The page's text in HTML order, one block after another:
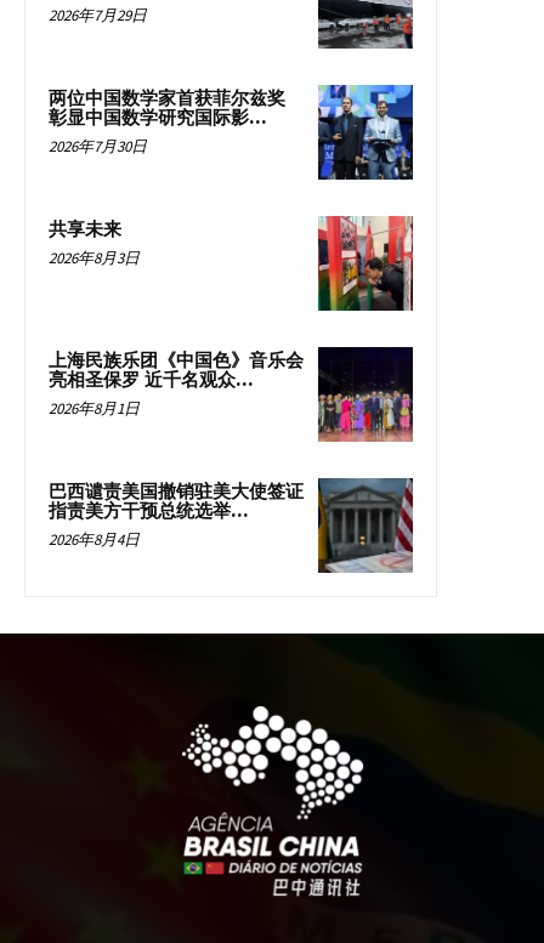
2026年7月29日
两位中国数学家首获菲尔兹奖
彰显中国数学研究国际影...
2026年7月30日
共享未来
2026年8月3日
上海民族乐团《中国色》音乐会
亮相圣保罗 近千名观众...
2026年8月1日
巴西谴责美国撤销驻美大使签证
指责美方干预总统选举...
2026年8月4日